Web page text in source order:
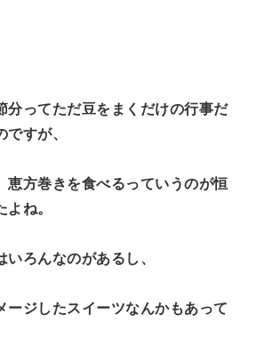
分ってただ豆をまくだけの行事だ
ですが、
恵方巻きを食べるっていうのが恒
ね。
いろんなのがあるし、
ージしたスイーツなんかもあって